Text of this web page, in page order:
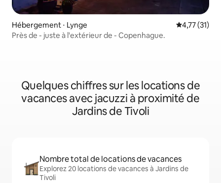
Hébergement ⋅ Lynge Évaluation
4,77 (31)
Près de - juste à l'extérieur de - Copenhague.
Quelques chiffres sur les locations de
vacances avec jacuzzi à proximité de
Jardins de Tivoli
Nombre total de locations de vacances
Explorez 20 locations de vacances à Jardins de
Tivoli